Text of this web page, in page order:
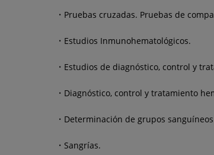
Pruebas cruzadas. Pruebas de
Estudios Inmunohematológicos.
Estudios de diagnóstico, control y
Diagnóstico, control y tratamiento
Determinación de grupos
Sangrías.